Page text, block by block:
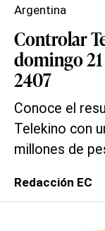
Controlar
domingo
2407
Conoce el
Telekino con
millones de
Argentina
Redacción EC